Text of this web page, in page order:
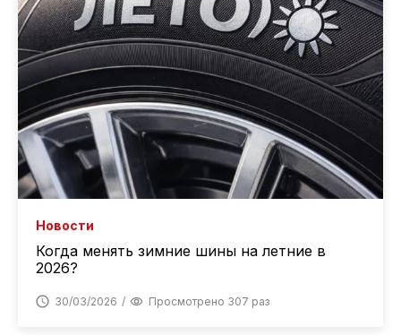
Новости
Когда менять зимние шины на летние в
2026?
30/03/2026 Просмотрено 307 раз